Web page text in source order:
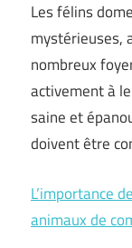
Les félins
mystérieuses,
nombreux
activement à
saine et
doivent être
L’importance
animaux de